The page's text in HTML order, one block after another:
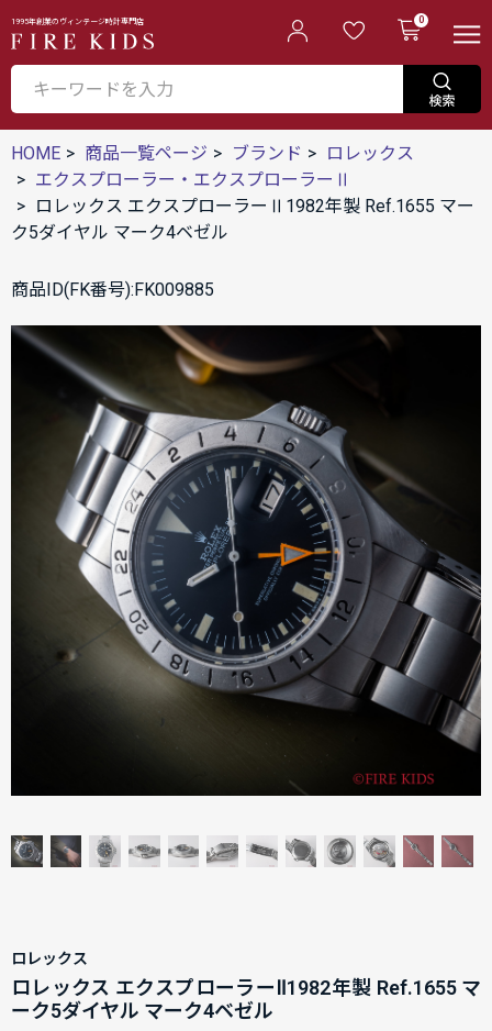
1995年創業のヴィンテージ時計専門店 0
HOME 商品一覧ページ ブランド
ロレックス
エクスプローラー・エクスプローラーⅡ
ロレックス エクスプローラーⅡ1982年製 Ref.1655 マー
ク5ダイヤル マーク4ベゼル
商品ID(FK番号):FK009885
ロレックス
ロレックス エクスプローラーⅡ1982年製 Ref.1655 マ
ーク5ダイヤル マーク4ベゼル